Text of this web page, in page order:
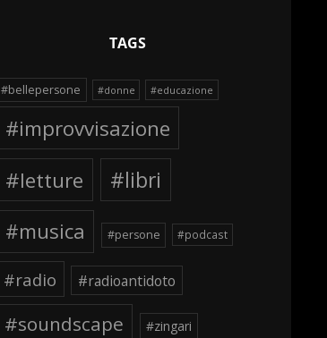
TAGS
#bellepersone #donne #educazione
#improvvisazione
#letture
#libri
#musica
#persone #podcast
#radio #radioantidoto
#soundscape #zingari